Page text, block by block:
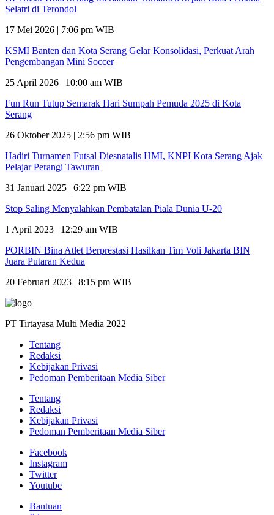
Selatri di Terondol
17 Mei 2026 | 7:06 pm WIB
KSMI Banten dan Kota Serang Gelar Konsolidasi, Perkuat Arah
Pengembangan Mini Soccer
25 April 2026 | 10:00 am WIB
Fun Run Tutup Semarak Hari Sumpah Pemuda 2025 di Kota
Serang
26 Oktober 2025 | 2:56 pm WIB
Hadiri Turnamen Futsal Diesnatalis HMI, KNPI Kota Serang Ajak
Pelajar Perangi Tawuran
31 Januari 2025 | 6:22 pm WIB
Stop Saling Menyalahkan Pembatalan Piala Dunia U-20
1 April 2023 | 12:29 am WIB
PORBIN Bina Atlet Berprestasi Hasilkan Tim Voli Jakarta BIN
Juara Putaran Kedua
20 Februari 2023 | 8:15 pm WIB
PT Tirtayasa Multi Media 2022
Tentang
Redaksi
Kebijakan Privasi
Pedoman Pemberitaan Media Siber
Tentang
Redaksi
Kebijakan Privasi
Pedoman Pemberitaan Media Siber
Facebook
Instagram
Twitter
Youtube
Bantuan